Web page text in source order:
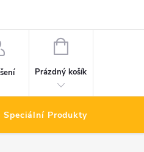
NÁKUPNÍ
Prázdný košík
Speciální Produkty